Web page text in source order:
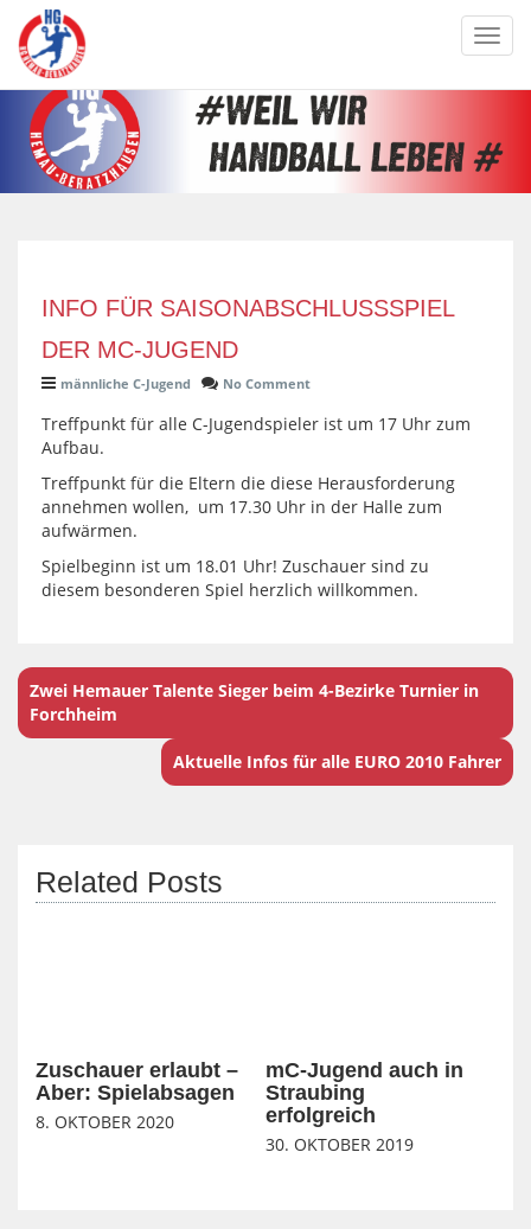
INFO FÜR SAISONABSCHLUSSSPIEL
DER MC-JUGEND
männliche C-Jugend No Comment
Treffpunkt für alle C-Jugendspieler ist um 17 Uhr zum
Aufbau.
Treffpunkt für die Eltern die diese Herausforderung
annehmen wollen, um 17.30 Uhr in der Halle zum
aufwärmen.
Spielbeginn ist um 18.01 Uhr! Zuschauer sind zu
diesem besonderen Spiel herzlich willkommen.
Zwei Hemauer Talente Sieger beim 4-Bezirke Turnier in
Forchheim
Aktuelle Infos für alle EURO 2010 Fahrer
Related Posts
Zuschauer erlaubt –
Aber: Spielabsagen
8. OKTOBER 2020
mC-Jugend auch in
Straubing
erfolgreich
30. OKTOBER 2019